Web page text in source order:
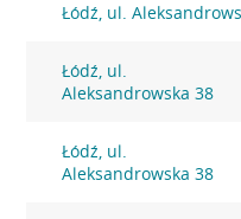
Łódź, ul.
Łódź, ul.
Aleksandrowska 38
Łódź, ul.
Aleksandrowska 38